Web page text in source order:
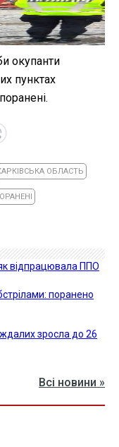
окупанти
пунктах
ОБЛАСТЬ
відпрацювала ППО
поранено
зросла до 26
Всі новини »